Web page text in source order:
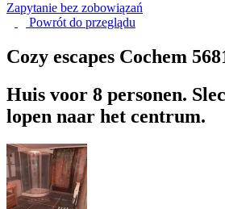
Zapytanie bez zobowiązań
Powrót do przeglądu
Cozy escapes Cochem
Huis voor 8 personen.
lopen naar het centrum.